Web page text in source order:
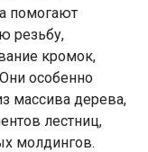
помогают
резьбу,
кромок,
особенно
массива дерева,
лестниц,
молдингов.